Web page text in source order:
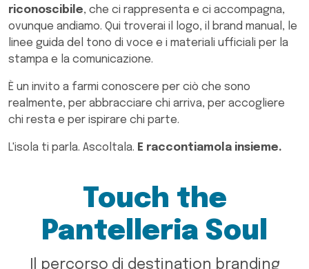
riconoscibile, che ci rappresenta e ci accompagna,
ovunque andiamo. Qui troverai il logo, il brand manual, le
linee guida del tono di voce e i materiali ufficiali per la
stampa e la comunicazione.
È un invito a farmi conoscere per ciò che sono
realmente, per abbracciare chi arriva, per accogliere
chi resta e per ispirare chi parte.
L'isola ti parla. Ascoltala. E raccontiamola insieme.
Touch the
Pantelleria Soul
Il percorso di destination branding